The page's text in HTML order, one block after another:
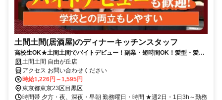
土間土間(居酒屋)のディナーキッチンスタッフ
高校生OK★土間土間でバイトデビュー！副業・短時間OK！髪型・髪色
自由★食事補助有★履歴書不要
土間土間 自由が丘店
アクセス お問い合わせください
時給1,226円～1,595円
東京都東京23区目黒区
時間帯 夕方・夜、深夜・早朝 勤務曜日・時間 ★週2日・1日3h～勤務